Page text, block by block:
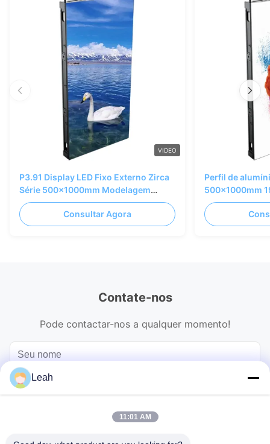
VIDEO
P3.91 Display LED Fixo Externo Zirca
Série 500x1000mm Modelagem
Criativa Externa
Consultar Agora
Perfil de
500x1000mm
da exposição
P3.91
Contate-nos
Pode contactar-nos a qualquer momento!
Leah
11:01 AM